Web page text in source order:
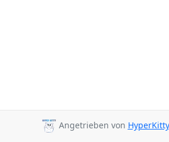
Angetrieben von HyperKitty